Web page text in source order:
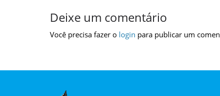
Deixe um comentário
Você precisa fazer o login para publicar um